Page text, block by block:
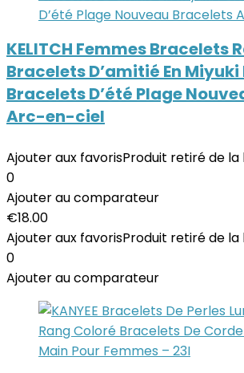
KELITCH Femmes Bracelets
Bracelets D’amitié En Miyuki
Bracelets D’été Plage
Arc-en-ciel
Ajouter aux favorisProduit retiré de la
0
Ajouter au comparateur
€18.00
Ajouter aux favorisProduit retiré de la
0
Ajouter au comparateur